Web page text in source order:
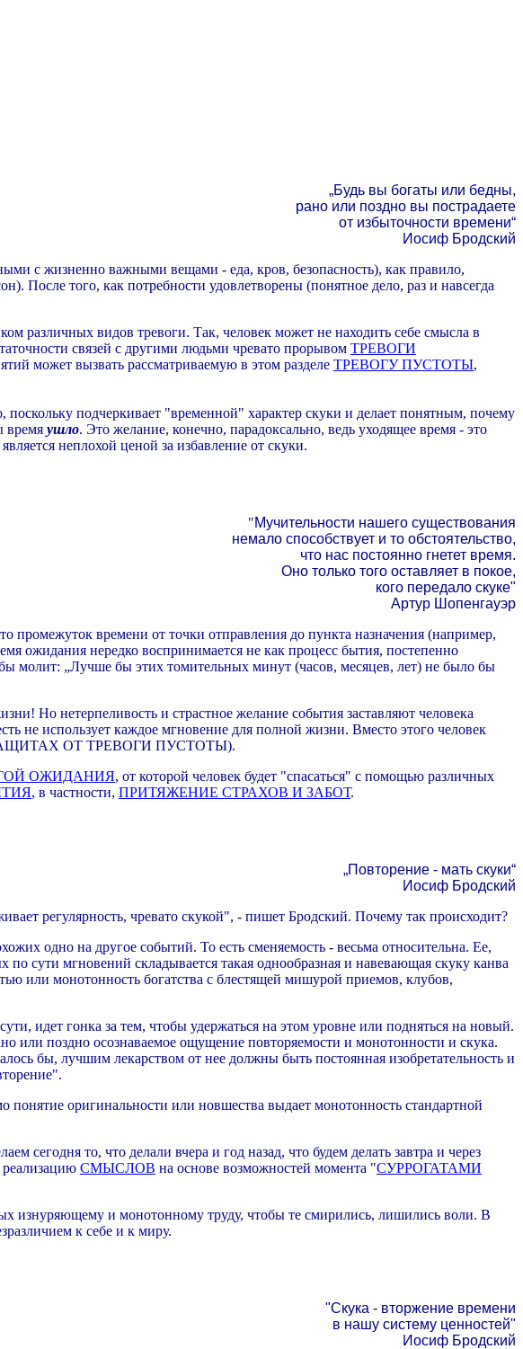
„Будь вы богаты или бедны,
рано или поздно вы пострадаете
от избыточности времени“
Иосиф Бродский
с жизненно важными вещами - еда, кров, безопасность), как правило,
После того, как потребности удовлетворены (понятное дело, раз и навсегда
различных видов тревоги. Так, человек может не находить себе смысла в
связей с другими людьми чревато прорывом ТРЕВОГИ
может вызвать рассматриваемую в этом разделе ТРЕВОГУ ПУСТОТЫ,
подчеркивает "временной" характер скуки и делает понятным, почему
время ушло. Это желание, конечно, парадоксально, ведь уходящее время - это
неплохой ценой за избавление от скуки.
"Мучительности нашего существования
немало способствует и то обстоятельство,
что нас постоянно гнетет время.
Оно только того оставляет в покое,
кого передало скуке"
Артур Шопенгауэр
времени от точки отправления до пункта назначения (например,
ожидания нередко воспринимается не как процесс бытия, постепенно
молит: „Лучше бы этих томительных минут (часов, месяцев, лет) не было бы
Но нетерпеливость и страстное желание события заставляют человека
не использует каждое мгновение для полной жизни. Вместо этого человек
о ЗАЩИТАХ ОТ ТРЕВОГИ ПУСТОТЫ).
ОЖИДАНИЯ, от которой человек будет "спасаться" с помощью различных
, в частности, ПРИТЯЖЕНИЕ СТРАХОВ И ЗАБОТ.
„Повторение - мать скуки“
Иосиф Бродский
регулярность, чревато скукой", - пишет Бродский. Почему так происходит?
одно на другое событий. То есть сменяемость - весьма относительна. Ее,
сути мгновений складывается такая однообразная и навевающая скуку канва
или монотонность богатства с блестящей мишурой приемов, клубов,
идет гонка за тем, чтобы удержаться на этом уровне или подняться на новый.
или поздно осознаваемое ощущение повторяемости и монотонности и скука.
бы, лучшим лекарством от нее должны быть постоянная изобретательность и
понятие оригинальности или новшества выдает монотонность стандартной
то, что делали вчера и год назад, что будем делать завтра и через
реализацию СМЫСЛОВ на основе возможностей момента "СУРРОГАТАМИ
изнуряющему и монотонному труду, чтобы те смирились, лишились воли. В
к себе и к миру.
"Скука - вторжение времени
в нашу систему ценностей"
Иосиф Бродский